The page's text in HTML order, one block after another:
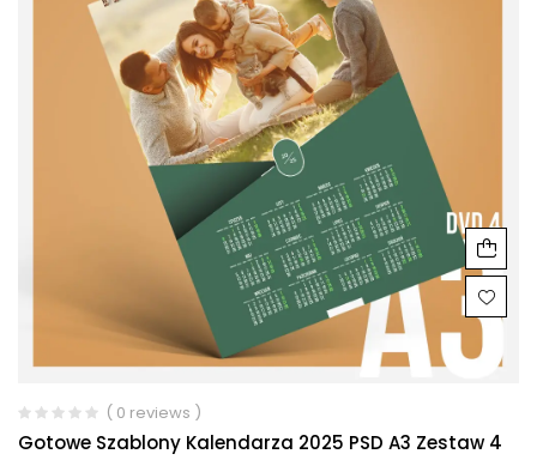
( 0 reviews )
Gotowe Szablony Kalendarza 2025 PSD A3 Zestaw 4